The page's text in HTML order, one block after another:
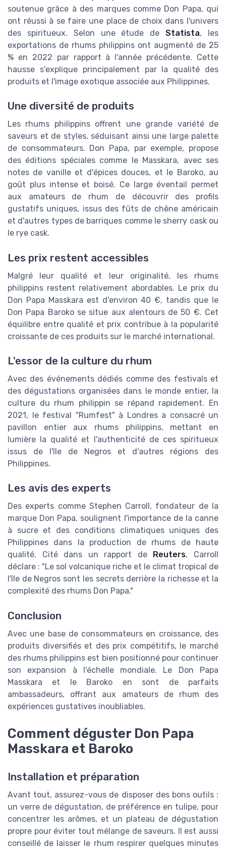
soutenue grâce à des marques comme Don Papa, qui
ont réussi à se faire une place de choix dans l'univers
des spiritueux. Selon une étude deStatista, les
exportations de rhums philippins ont augmenté de 25
% en 2022 par rapport à l'année précédente. Cette
hausse s'explique principalement par la qualité des
produits et l'image exotique associée aux Philippines.
Une diversité de produits
Les rhums philippins offrent une grande variété de
saveurs et de styles, séduisant ainsi une large palette
de consommateurs. Don Papa, par exemple, propose
des éditions spéciales comme le Masskara, avec ses
notes de vanille et d'épices douces, et le Baroko, au
goût plus intense et boisé. Ce large éventail permet
aux amateurs de rhum de découvrir des profils
gustatifs uniques, issus des fûts de chêne américain
et d'autres types de barriques comme le sherry cask ou
le rye cask.
Les prix restent accessibles
Malgré leur qualité et leur originalité, les rhums
philippins restent relativement abordables. Le prix du
Don Papa Masskara est d'environ 40 €, tandis que le
Don Papa Baroko se situe aux alentours de 50 €. Cet
équilibre entre qualité et prix contribue à la popularité
croissante de ces produits sur le marché international.
L'essor de la culture du rhum
Avec des événements dédiés comme des festivals et
des dégustations organisées dans le monde entier, la
culture du rhum philippin se répand rapidement. En
2021, le festival "Rumfest" à Londres a consacré un
pavillon entier aux rhums philippins, mettant en
lumière la qualité et l'authenticité de ces spiritueux
issus de l'île de Negros et d'autres régions des
Philippines.
Les avis des experts
Des experts comme Stephen Carroll, fondateur de la
marque Don Papa, soulignent l'importance de la canne
à sucre et des conditions climatiques uniques des
Philippines dans la production de rhums de haute
qualité. Cité dans un rapport de
Reuters, Carroll
déclare : "Le sol volcanique riche et le climat tropical de
l'île de Negros sont les secrets derrière la richesse et la
complexité des rhums Don Papa."
Conclusion
Avec une base de consommateurs en croissance, des
produits diversifiés et des prix compétitifs, le marché
des rhums philippins est bien positionné pour continuer
son expansion à l'échelle mondiale. Le Don Papa
Masskara et le Baroko en sont de parfaits
ambassadeurs, offrant aux amateurs de rhum des
expériences gustatives inoubliables.
Comment déguster Don Papa
Masskara et Baroko
Installation et préparation
Avant tout, assurez-vous de disposer des bons outils :
un verre de dégustation, de préférence en tulipe, pour
concentrer les arômes, et un plateau de dégustation
propre pour éviter tout mélange de saveurs. Il est aussi
conseillé de laisser le rhum respirer quelques minutes